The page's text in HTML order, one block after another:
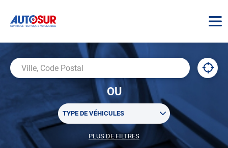
Code
Postal
À
,
OU
Sélectionner
un
plusieurs
TYPE DE VÉHICULES
PLUS DE FILTRES
POUR